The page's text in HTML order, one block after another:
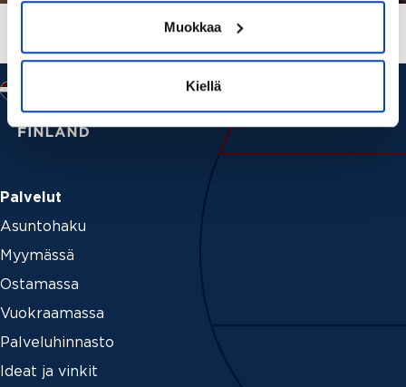
Muokkaa
Kiellä
Palvelut
Asuntohaku
Myymässä
Ostamassa
Vuokraamassa
Palveluhinnasto
Ideat ja vinkit